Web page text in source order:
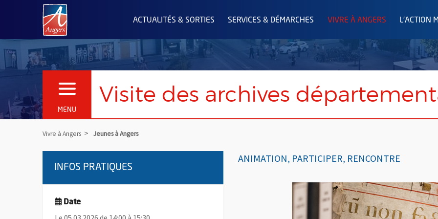
Angers.fr : Retour à l'accueil
ACTUALITÉS & SORTIES SERVICES & DÉMARCHES VIVRE À ANGERS L'ACTION
MENU
OUVRIR LE MENU Visite des archives
Vivre à Angers Jeunes à Angers
ANIMATION, PARTICIPER, RENCONTRE
INFOS PRATIQUES
Date